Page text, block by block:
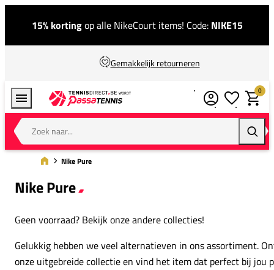
15% kortingop alle NikeCourt items! Code: NIKE15
Gemakkelijk retourneren
Zoek naar...
0
Nike Pure
Nike Pure
Geen voorraad? Bekijk onze andere collecties!
Gelukkig hebben we veel alternatieven in ons assortiment.
onze uitgebreide collectie en vind het item dat perfect bij jou